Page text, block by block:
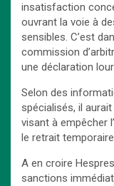
insatisfaction
ouvrant la voie à
sensibles. C’est
commission
une déclaration
Selon des
spécialisés, il
visant à empêcher
le retrait
A en croire
sanctions